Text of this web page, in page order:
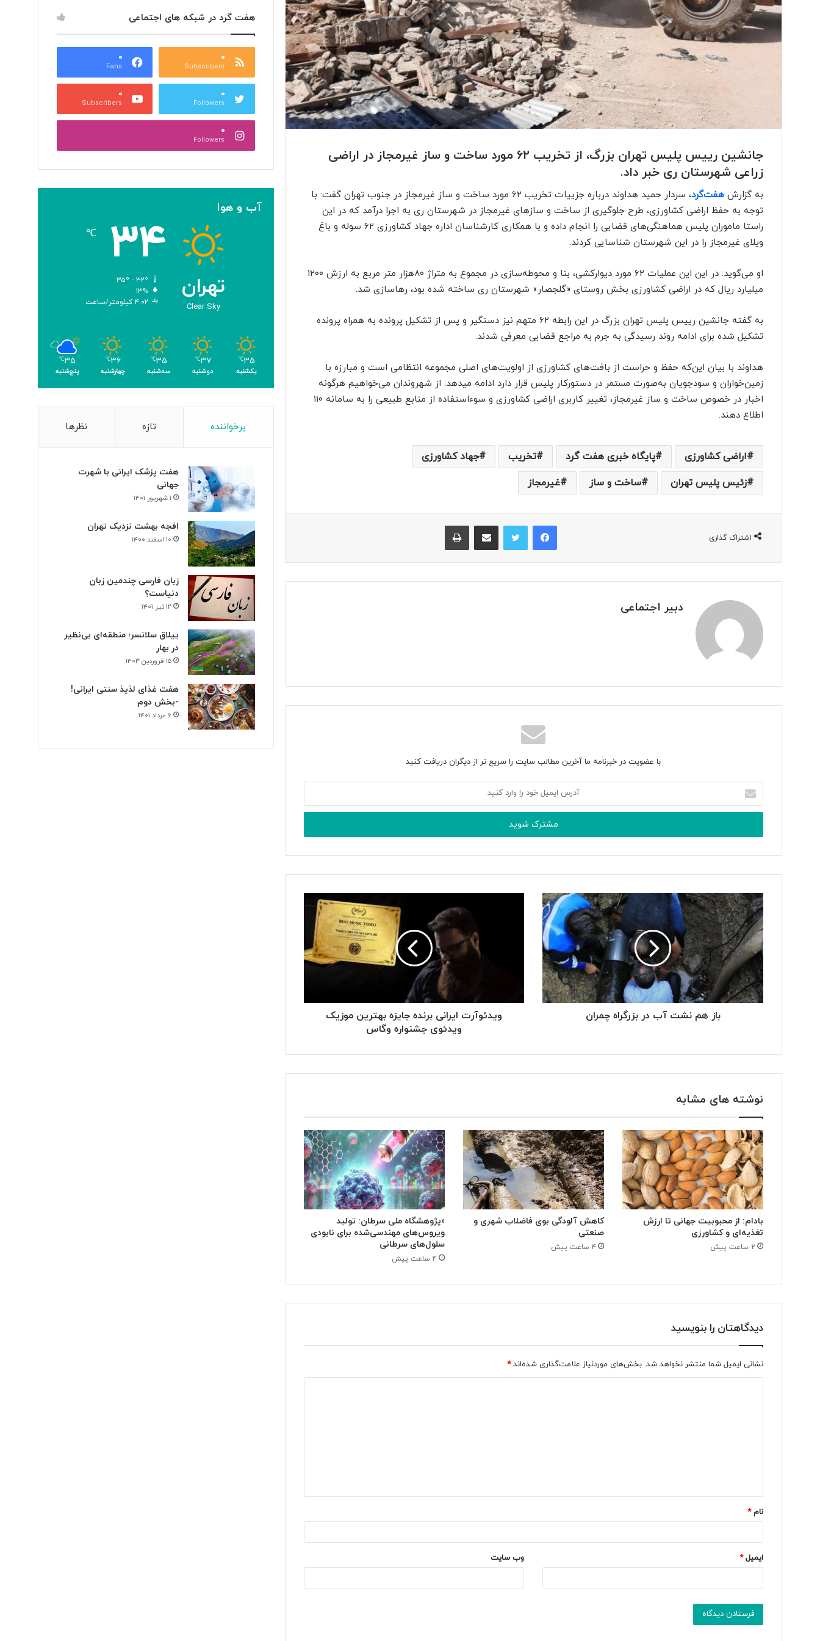
جانشین رییس پلیس تهران بزرگ، از تخریب ۶۲ مورد ساخت و ساز غیرمجاز در اراضی
زراعی شهرستان ری خبر داد.
به گزارش هفت‌گرد
، سردار حمید هداوند درباره جزییات تخریب ۶۲ مورد ساخت و ساز غیرمجاز در جنوب تهران گفت: با
توجه به حفظ اراضی کشاورزی، طرح جلوگیری از ساخت و سازهای غیرمجاز در شهرستان ری به اجرا درآمد که در این
راستا ماموران پلیس هماهنگی‌های قضایی را انجام داده و با همکاری کارشناسان اداره جهاد کشاورزی ۶۲ سوله و باغ
ویلای غیرمجاز را در این شهرستان شناسایی کردند.
او می‌گوید: در این این عملیات ۶۲ مورد دیوارکشی، بنا و محوطه‌سازی در مجموع به متراژ ۸۰هزار متر مربع به ارزش ۱۲۰۰
میلیارد ریال که در اراضی کشاورزی بخش روستای «گلجصار» شهرستان ری ساخته شده بود، رهاسازی شد.
به گفته جانشین رییس پلیس تهران بزرگ در این رابطه ۶۲ متهم نیز دستگیر و پس از تشکیل پرونده به همراه پرونده
تشکیل شده برای ادامه روند رسیدگی به جرم به مراجع قضایی معرفی شدند.
هداوند با بیان این‌که حفظ و حراست از بافت‌های کشاورزی از اولویت‌های اصلی مجموعه انتظامی است و مبارزه با
زمین‌خواران و سودجویان به‌صورت مستمر در دستورکار پلیس قرار دارد ادامه می‎دهد: از شهروندان می‌خواهیم هرگونه
اخبار در خصوص ساخت‌ و ساز غیرمجاز، تغییر کاربری اراضی کشاورزی و سوء‌استفاده از منابع طبیعی را به سامانه ۱۱۰
اطلاع دهند.
اراضی کشاورزی پایگاه خبری هفت گرد تخریب
جهاد کشاورزی
زئیس پلیس تهران
ساخت و ساز غیرمجاز
اشتراک گذاری
فیس بوک توییتر اشتراک گذاری از طریق ایمیل چاپ
دبیر اجتماعی
با عضویت در خبرنامه ما آخرین مطالب سایت را سریع تر از دیگران دریافت کنید
ایمیل
خود
وارد
باز هم نشت آب در بزرگراه چمران
ویدئوآرت ایرانی برنده جایزه بهترین موزیک
ویدئوی جشنواره وگاس
نوشته های مشابه
بادام: از محبوبیت جهانی تا ارزش
تغذیه‌ای و کشاورزی
۲ ساعت پیش
کاهش آلودگی بوی فاضلاب شهری و
صنعتی
۴ ساعت پیش
«پژوهشگاه ملی سرطان: تولید
ویروس‌های مهندسی‌شده برای نابودی
سلول‌های سرطانی
۴ ساعت پیش
دیدگاهتان را بنویسید
نشانی ایمیل شما منتشر نخواهد شد. بخش‌های موردنیاز علامت‌گذاری شده‌اند*
*
نام*
ایمیل* وب‌ سایت
هفت گرد در شبکه های اجتماعی
۰
Subscribers
۰
Fans
۰
Followers
۰
Subscribers
۰
Followers
آب و هوا
تهران
Clear Sky
۳۴ ℃
۱۳%
۴.۰۲ کیلومتر/ساعت
۳۵℃
یکشنبه
۳۷℃
دوشنبه
۳۵℃
سه‌شنبه
۳۶℃
چهارشنبه
۳۵℃
پنج‌شنبه
پرخواننده تازه نظرها
هفت پزشک ایرانی با شهرت
جهانی
۱ شهریور ۱۴۰۱
افجه بهشت نزدیک تهران
۱۰ اسفند ۱۴۰۰
زبان فارسی چندمین زبان
دنیاست؟
۱۲ تیر ۱۴۰۱
ییلاق سلانسر؛ منطقه‌ای بی‌نظیر
در بهار
۱۵ فروردین ۱۴۰۳
هفت غذای لذیذ سنتی ایرانی!
-بخش دوم
۶ مرداد ۱۴۰۱